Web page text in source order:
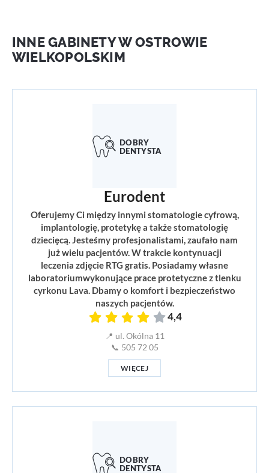
INNE GABINETY W OSTROWIE
WIELKOPOLSKIM
Eurodent
Oferujemy Ci między innymi stomatologie cyfrową,
implantologię, protetykę a także stomatologię
dziecięcą. Jesteśmy profesjonalistami, zaufało nam
już wielu pacjentów. W trakcie kontynuacji
leczenia zdjęcie RTG gratis. Posiadamy własne
laboratoriumwykonujące prace protetyczne z tlenku
cyrkonu Lava. Dbamy o komfort i bezpieczeństwo
naszych pacjentów.
4,4
📍 ul. Okólna 11
📞 505 72 05
WIĘCEJ